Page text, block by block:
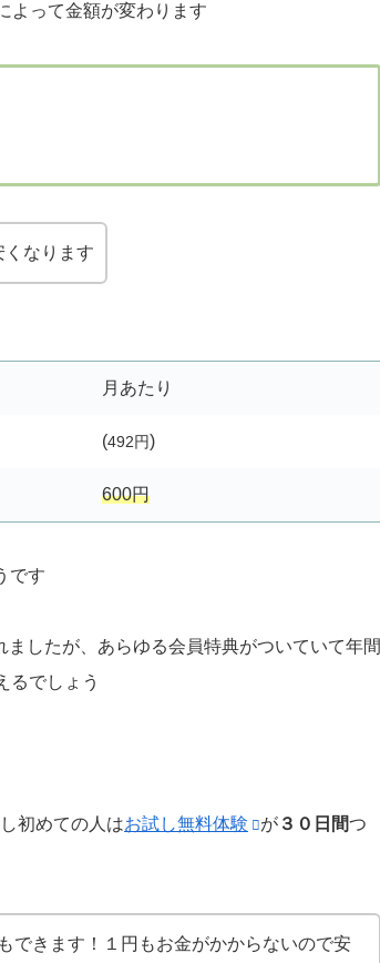
よって金額が変わります
くなります
月あたり
(492円)
600円
です
したが、あらゆる会員特典がついていて年間
るでしょう
初めての人はお試し無料体験 が ３０日間つ
できます！１円もお金がかからないので安